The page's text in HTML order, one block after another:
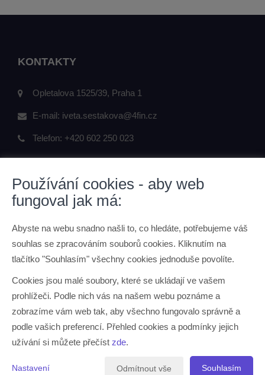
KONTAKTY
Opletalova 1525/39, Praha 1
E-mail: iveta.sestakova@4fin.cz
Telefon: +420 602 250 023
ODKAZY
O mně
JAK PRACUJI
O mně
Používání cookies - aby web
fungoval jak má:
Abyste na webu snadno našli to, co hledáte, potřebujeme váš
souhlas se zpracováním souborů cookies. Kliknutím na
tlačítko "Souhlasím" všechny cookies jednoduše povolíte.
Cookies jsou malé soubory, které se ukládají ve vašem
prohlížeči. Podle nich vás na našem webu poznáme a
zobrazíme vám web tak, aby všechno fungovalo správně a
podle vašich preferencí. Přehled cookies a podmínky jejich
užívání si můžete přečíst zde.
Nastavení Souhlasím
Odmítnout vše